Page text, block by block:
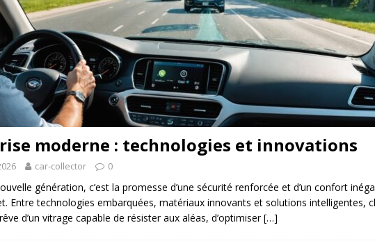
moderne : technologies et innovations
car-collector 0
génération, c’est la promesse d’une sécurité renforcée et d’un confort
Entre technologies embarquées, matériaux innovants et solutions intelligentes,
d’un vitrage capable de résister aux aléas, d’optimiser[…]